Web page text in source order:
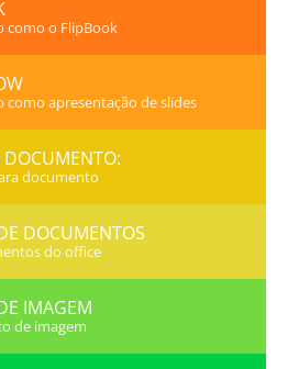
como o FlipBook
como apresentação de slides
documento
DOCUMENTOS
do office
IMAGEM
de imagem